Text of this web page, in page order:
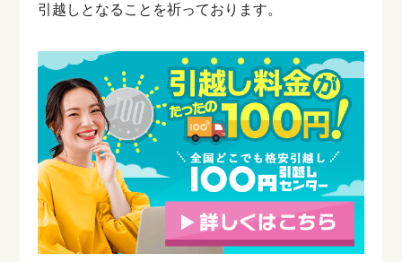
引越しとなることを祈っております。